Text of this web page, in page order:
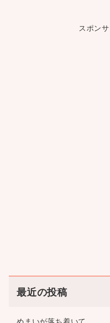
スポン
最近の投稿
めまいが落ち着いて